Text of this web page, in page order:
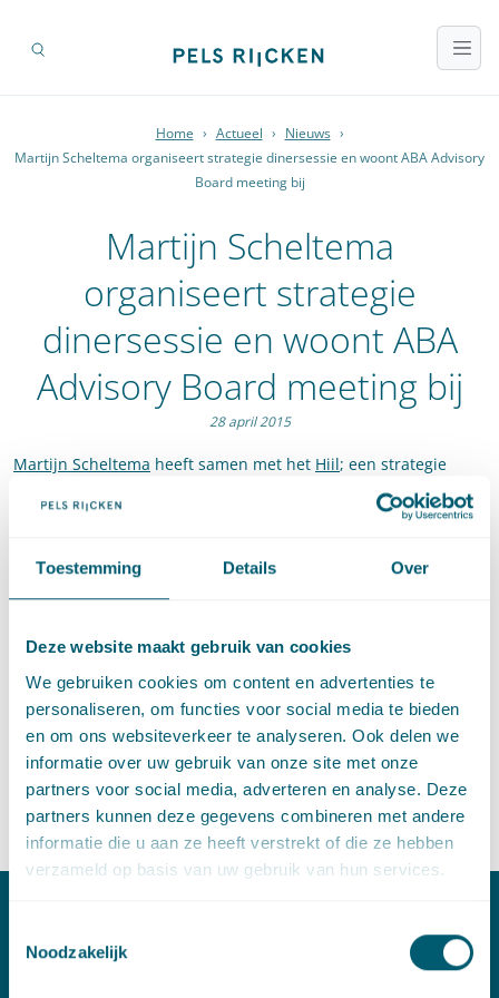
Toestemming Details Over
Deze website maakt gebruik van cookies
We gebruiken cookies om content en advertenties te
personaliseren, om functies voor social media te bieden
en om ons websiteverkeer te analyseren. Ook delen we
informatie over uw gebruik van onze site met onze
partners voor social media, adverteren en analyse. Deze
partners kunnen deze gegevens combineren met andere
informatie die u aan ze heeft verstrekt of die ze hebben
verzameld op basis van uw gebruik van hun services.
Noodzakelijk
Home › Actueel › Nieuws ›
Martijn Scheltema organiseert strategie dinersessie en woont ABA Advisory
Board meeting bij
Martijn Scheltema
organiseert strategie
dinersessie en woont ABA
Advisory Board meeting bij
28 april 2015
Martijn Scheltema heeft samen met het Hiil; een strategie
dinersessie voor het Ministerie van Veiligheid en Justitie
georganiseerd. Onderwerp van deze sessie waren de te
geschillenbeslechting in meer algemene zin) en de te
verwachten ontwikkelingen binnen de juridische
Ministerie van Veiligheid en Justitie daarin zou oeten spelen
en hoe de juridische beroepsgroepen daaraan zouden kunnen
bijdragen.
Wilt u meer informatie over de strategie dinersessie? Neemt u
dan gerust contact op metMartijn Scheltema.
Contact